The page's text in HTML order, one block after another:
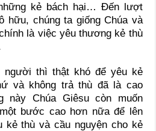
kẻ bách hại… Đến lượt
hữu, chúng ta giống Chúa và
là việc yêu thương kẻ thù
người thì thật khó để yêu kẻ
và không trả thù đã là cao
này Chúa Giêsu còn muốn
bước cao hơn nữa để lên
kẻ thù và cầu nguyện cho kẻ